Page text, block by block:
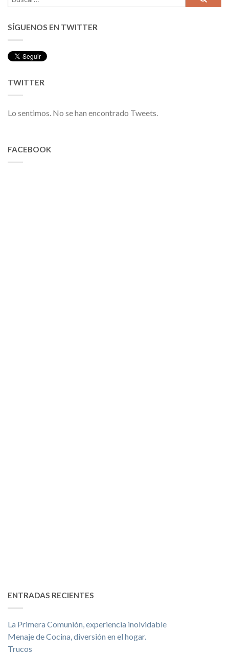
SÍGUENOS EN TWITTER
TWITTER
Lo sentimos. No se han encontrado Tweets.
FACEBOOK
ENTRADAS RECIENTES
La Primera Comunión, experiencia inolvidable
Menaje de Cocina, diversión en el hogar.
Trucos